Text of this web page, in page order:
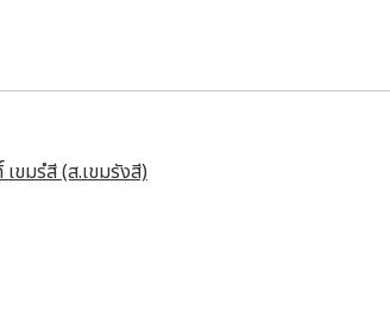
ขมรํสี (ส.เขมรังสี)